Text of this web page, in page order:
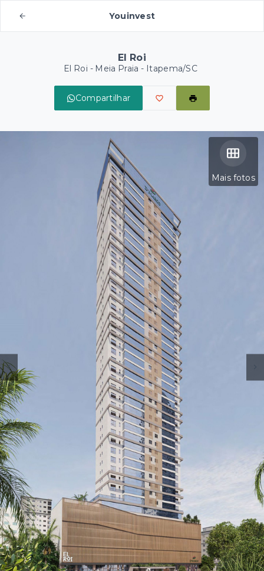
Youinvest
El Roi
El Roi - Meia Praia - Itapema/SC
Compartilhar
Mais fotos